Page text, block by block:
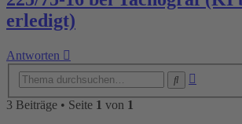
erledigt)
Antworten
3 Beiträge • Seite 1 von 1